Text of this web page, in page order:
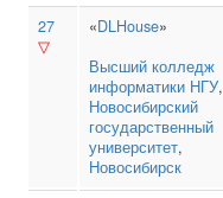
27
▽
«DLHouse»
Высший колледж
информатики НГУ,
Новосибирский
государственный
университет,
Новосибирск